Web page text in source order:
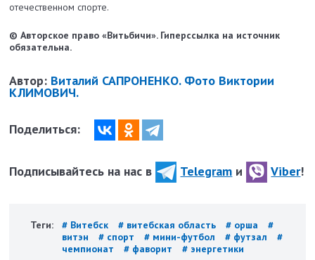
отечественном спорте.
© Авторское право «Витьбичи». Гиперссылка на источник
обязательна.
Автор: Виталий САПРОНЕНКО. Фото Виктории
КЛИМОВИЧ.
Поделиться:
Подписывайтесь на нас в Telegram и Viber!
Теги: # Витебск # витебская область # орша
#
витэн
# спорт # мини-футбол # футзал
#
чемпионат
# фаворит # энергетики